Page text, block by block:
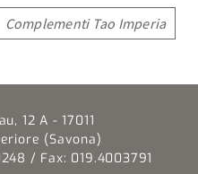
Complementi Tao Imperia
12 A - 17011
(Savona)
/ Fax: 019.4003791